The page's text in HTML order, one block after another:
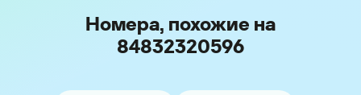
Номера, похожие на
84832320596